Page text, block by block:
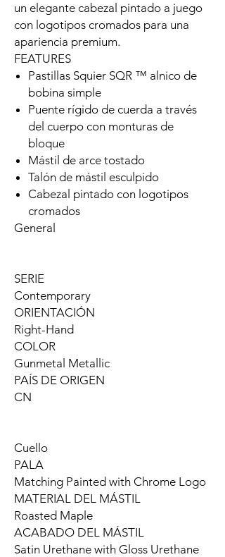
un elegante cabezal pintado a juego
con logotipos cromados para una
apariencia premium.
FEATURES
Pastillas Squier SQR ™ alnico de
bobina simple
Puente rígido de cuerda a través
del cuerpo con monturas de
bloque
Mástil de arce tostado
Talón de mástil esculpido
Cabezal pintado con logotipos
cromados
General
SERIE
Contemporary
ORIENTACIÓN
Right-Hand
COLOR
Gunmetal Metallic
PAÍS DE ORIGEN
CN
Cuello
PALA
Matching Painted with Chrome Logo
MATERIAL DEL MÁSTIL
Roasted Maple
ACABADO DEL MÁSTIL
Satin Urethane with Gloss Urethane